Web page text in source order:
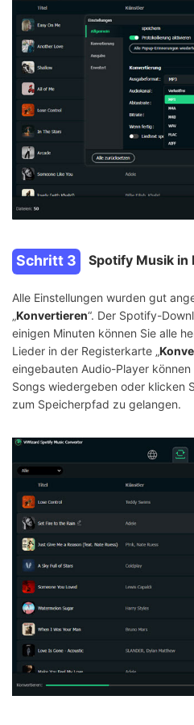
Schritt 3 Spotify Musik in
Alle Einstellungen wurden gut
„Konvertieren“. Der Spotify-
einigen Minuten können Sie alle
Lieder in der Registerkarte „
eingebauten Audio-Player
Songs wiedergeben oder klicken
zum Speicherpfad zu gelangen.